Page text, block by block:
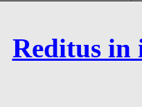
Reditus in